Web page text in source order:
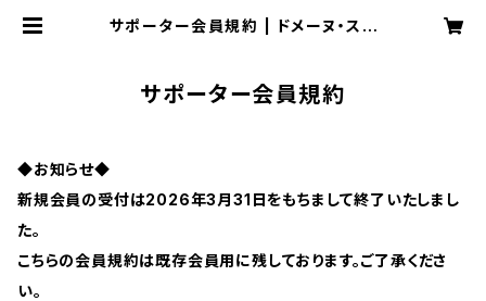
サポーター会員規約 | ドメーヌ・スリ
サポーター会員規約
◆お知らせ◆
新規会員の受付は2026年3月31日をもちまして終了いたしまし
た。
こちらの会員規約は既存会員用に残しております。ご了承くださ
い。